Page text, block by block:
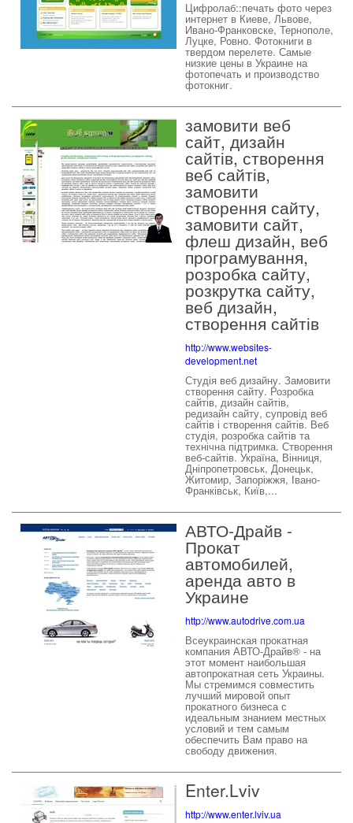
Цифролаб::печать фото через
интернет в Киеве, Львове,
Ивано-Франковске, Тернополе,
Луцке, Ровно. Фотокниги в
твердом перелете. Самые
низкие цены в Украине на
фотопечать и производство
фотокниг.
замовити веб
сайт, дизайн
сайтів, створення
веб сайтів,
замовити
створення сайту,
замовити сайт,
флеш дизайн, веб
програмування,
розробка сайту,
розкрутка сайту,
веб дизайн,
створення сайтів
http://www.websites-
development.net
Студія веб дизайну. Замовити
створення сайту. Розробка
сайтів, дизайн сайтів,
редизайн сайту, супровід веб
сайтів і створення сайтів. Веб
студія, розробка сайтів та
технічна підтримка. Створення
веб-сайтів. Україна, Вінниця,
Дніпропетровськ, Донецьк,
Житомир, Запоріжжя, Івано-
Франківськ, Київ,...
АВТО-Драйв -
Прокат
автомобилей,
аренда авто в
Украине
http://www.autodrive.com.ua
Всеукраинская прокатная
компания АВТО-Драйв® - на
этот момент наибольшая
автопрокатная сеть Украины.
Мы стремимся совместить
лучший мировой опыт
прокатного бизнеса с
идеальным знанием местных
условий и тем самым
обеспечить Вам право на
свободу движения.
Enter.Lviv
http://www.enter.lviv.ua